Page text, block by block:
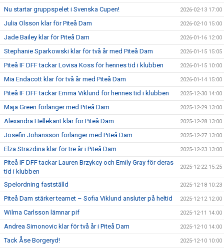
Nu startar gruppspelet i Svenska Cupen! 2026-02-13 17:00
Julia Olsson klar för Piteå Dam 2026-02-10 15:00
Jade Bailey klar för Piteå Dam 2026-01-16 12:00
Stephanie Sparkowski klar för två år med Piteå Dam 2026-01-15 15:05
Piteå IF DFF tackar Lovisa Koss för hennes tid i klubben 2026-01-15 10:00
Mia Endacott klar för två år med Piteå Dam 2026-01-14 15:00
Piteå IF DFF tackar Emma Viklund för hennes tid i klubben 2025-12-30 14:00
Maja Green förlänger med Piteå Dam 2025-12-29 13:00
Alexandra Hellekant klar för Piteå Dam 2025-12-28 13:00
Josefin Johansson förlänger med Piteå Dam 2025-12-27 13:00
Elza Strazdina klar för tre år i Piteå Dam 2025-12-23 13:00
Piteå IF DFF tackar Lauren Brzykcy och Emily Gray för deras
tid i klubben
2025-12-22 15:25
Spelordning fastställd 2025-12-18 10:23
Piteå Dam stärker teamet – Sofia Viklund ansluter på heltid 2025-12-12 12:00
Wilma Carlsson lämnar pif 2025-12-11 14:00
Andrea Simonovic klar för två år i Piteå Dam 2025-12-10 14:00
Tack Åse Borgeryd! 2025-12-10 10:00